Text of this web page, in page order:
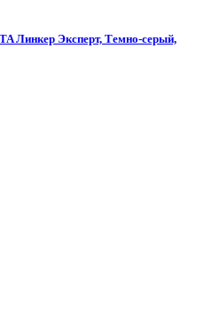
Линкер Эксперт, Темно-серый,